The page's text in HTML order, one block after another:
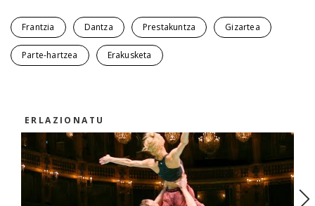
Frantzia Dantza Prestakuntza Gizartea
Parte-hartzea Erakusketa
ERLAZIONATU